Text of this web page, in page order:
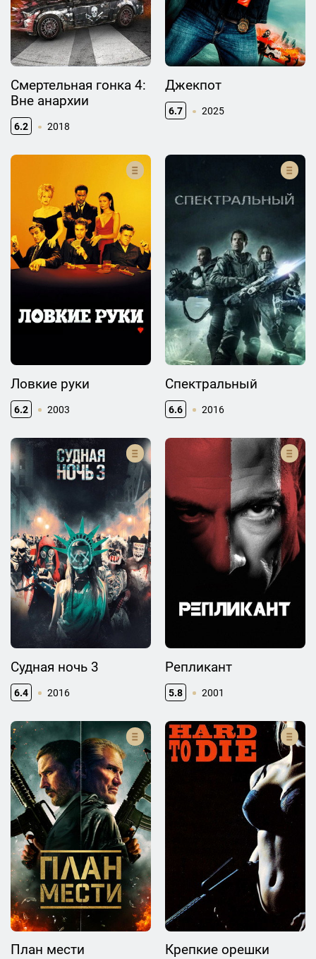
Смертельная гонка 4:
Вне анархии
6.2 2018
Джекпот
6.7 2025
Ловкие руки
6.2 2003
Спектральный
6.6 2016
Судная ночь 3
6.4 2016
Репликант
5.8 2001
План мести Крепкие орешки